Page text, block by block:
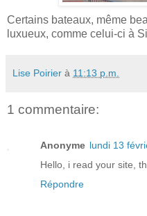
Certains bateaux, même
luxueux, comme celui-ci à
Lise Poirier à 11:13 p.m.
1 commentaire:
Anonyme lundi 13
Hello, i read your site,
Répondre